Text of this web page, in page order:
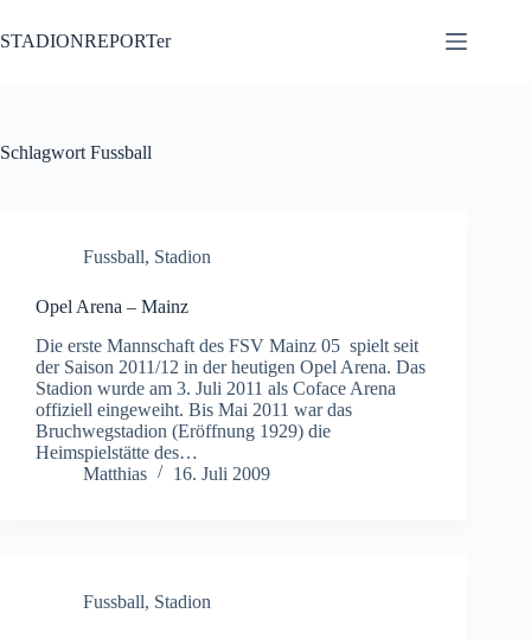
Inhalt
springen
STADIONREPORTer
Schlagwort Fussball
Fussball, Stadion
Opel Arena – Mainz
Die erste Mannschaft des FSV Mainz 05 spielt seit
der Saison 2011/12 in der heutigen Opel Arena. Das
Stadion wurde am 3. Juli 2011 als Coface Arena
offiziell eingeweiht. Bis Mai 2011 war das
Bruchwegstadion (Eröffnung 1929) die
Heimspielstätte des…
Matthias
16. Juli 2009
Fussball, Stadion